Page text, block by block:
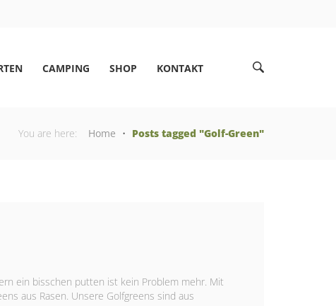
CAMPING SHOP KONTAKT
You are here: Home • Posts tagged "Golf-Green"
ein bisschen putten ist kein Problem mehr. Mit
aus Rasen. Unsere Golfgreens sind aus